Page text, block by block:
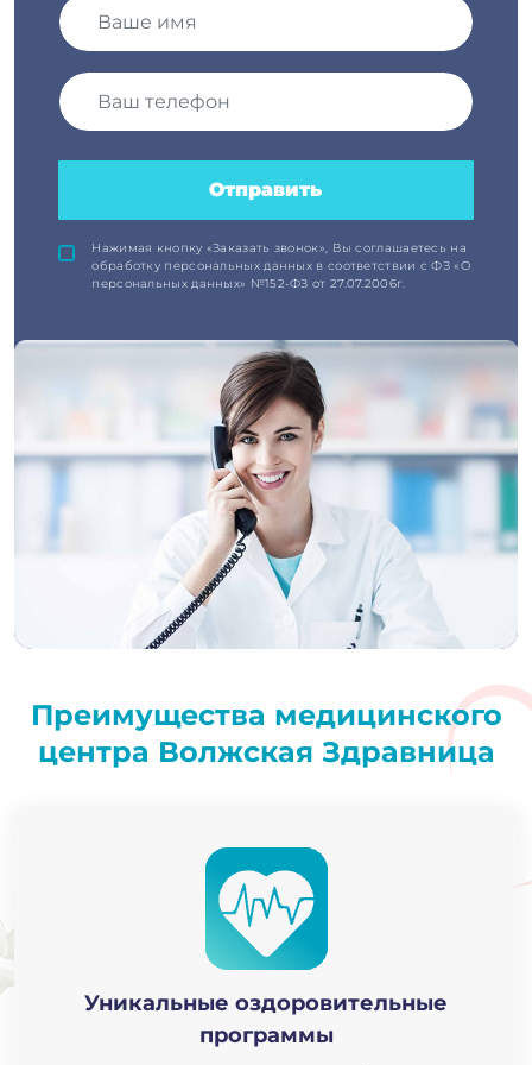
Отправить
Нажимая кнопку «Заказать звонок», Вы соглашаетесь на
обработку персональных данных в соответствии с ФЗ «О
персональных данных» №152-ФЗ от 27.07.2006г.
Преимущества медицинского
центра Волжская Здравница
Уникальные оздоровительные
программы